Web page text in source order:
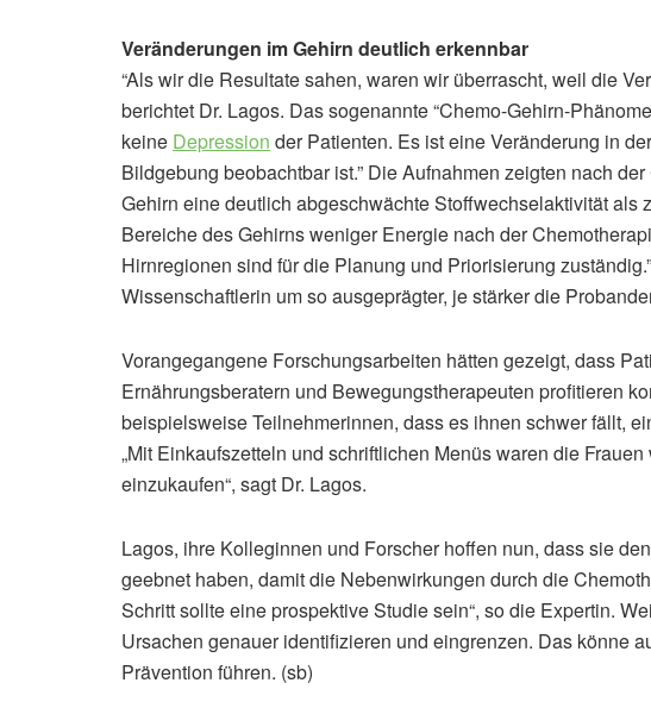
Veränderungen im Gehirn deutlich erkennbar
“Als wir die Resultate sahen, waren wir überrascht, weil die
berichtet Dr. Lagos. Das sogenannte “Chemo-Gehirn-
keine Depression der Patienten. Es ist eine Veränderung in
Bildgebung beobachtbar ist.” Die Aufnahmen zeigten nach
Gehirn eine deutlich abgeschwächte Stoffwechselaktivität als
Bereiche des Gehirns weniger Energie nach der
Hirnregionen sind für die Planung und Priorisierung
Wissenschaftlerin um so ausgeprägter, je stärker die
Vorangegangene Forschungsarbeiten hätten gezeigt, dass
Ernährungsberatern und Bewegungstherapeuten profitieren
beispielsweise Teilnehmerinnen, dass es ihnen schwer fällt,
„Mit Einkaufszetteln und schriftlichen Menüs waren die
einzukaufen“, sagt Dr. Lagos.
Lagos, ihre Kolleginnen und Forscher hoffen nun, dass sie
geebnet haben, damit die Nebenwirkungen durch die
Schritt sollte eine prospektive Studie sein“, so die Expertin.
Ursachen genauer identifizieren und eingrenzen. Das könne
Prävention führen. (sb)